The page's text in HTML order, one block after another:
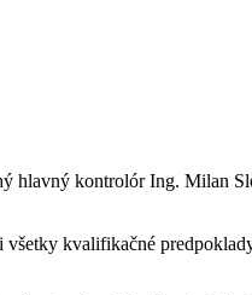
hlavný kontrolór Ing. Milan
všetky kvalifikačné